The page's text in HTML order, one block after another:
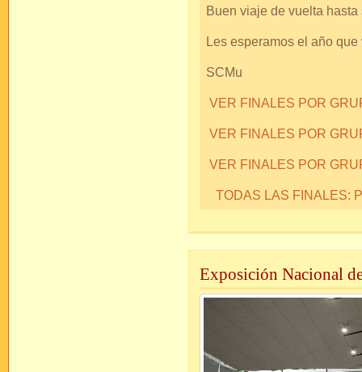
Buen viaje de vuelta
Les esperamos el año que
SCMu
VER FINALES POR
VER FINALES POR
VER FINALES POR
TODAS LAS FINALES:
Exposición Nacional